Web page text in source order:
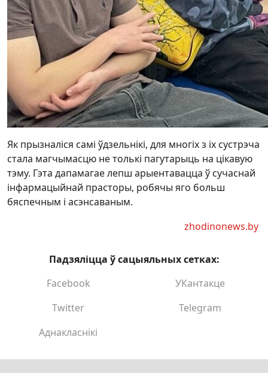
Як прызналіся самі ўдзельнікі, для многіх з іх сустрэча
стала магчымасцю не толькі пагутарыць на цікавую
тэму. Гэта дапамагае лепш арыентавацца ў сучаснай
інфармацыйнай прасторы, робячы яго больш
бяспечным і асэнсаваным.
zhodinonews.by
Падзяліцца ў сацыяльных сетках:
Facebook
УКантакце
Twitter
Telegram
Аднакласнікі